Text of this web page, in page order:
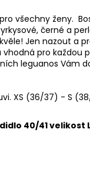
všechny ženy.
černé a
Jen nazout a
pro každou
leguanos Vám
XS (36/37) - S
40/41 velikost